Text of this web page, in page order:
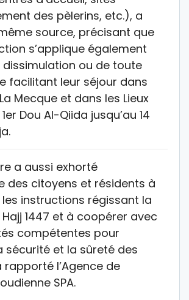
des pèlerins, etc.), a
source, précisant que
s’applique également
dissimulation ou de toute
facilitant leur séjour dans
Mecque et dans les Lieux
Dou Al-Qiida jusqu’au 14
a aussi exhorté
des citoyens et résidents à
instructions régissant la
1447 et à coopérer avec
compétentes pour
sécurité et la sûreté des
rapporté l’Agence de
SPA.